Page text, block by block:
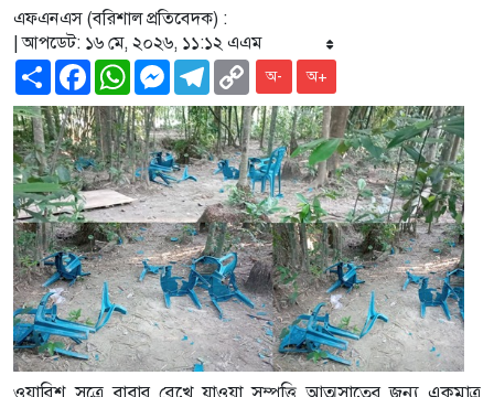
এফএনএস (বরিশাল প্রতিবেদক) :
| আপডেট: ১৬ মে, ২০২৬, ১১:১২ এএম
ShareFacebookWhatsAppMessenger
Telegram
Copy
Link
অ- অ+